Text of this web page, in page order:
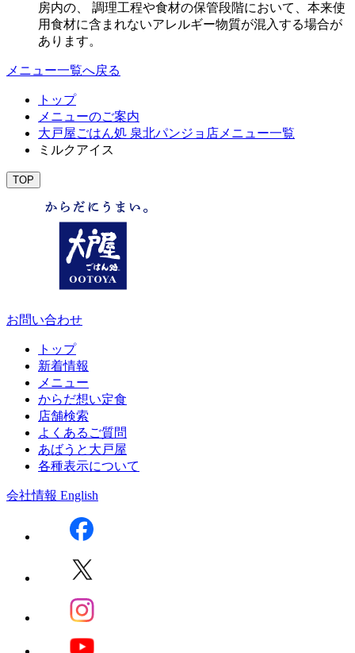
房内の、 調理工程や食材の保管段階において、本来使
用食材に含まれないアレルギー物質が混入する場合が
あります。
メニュー一覧へ戻る
トップ
メニューのご案内
大戸屋ごはん処 泉北パンジョ店メニュー一覧
ミルクアイス
TOP
お問い合わせ
トップ
新着情報
メニュー
からだ想い定食
店舗検索
よくあるご質問
あばうと大戸屋
各種表示について
会社情報 English